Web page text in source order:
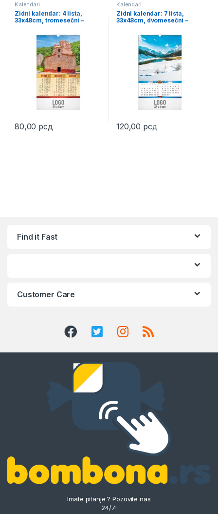
Kalendari
Zidni kalendar: 4 lista,
33x48cm, tromesečni –
80,00 рсд
Kalendari
Zidni kalendar: 7 lista,
33x48cm, dvomesečni –
120,00 рсд
Find it Fast
Customer Care
Imate pitanje ? Pozovite nas
24/7!